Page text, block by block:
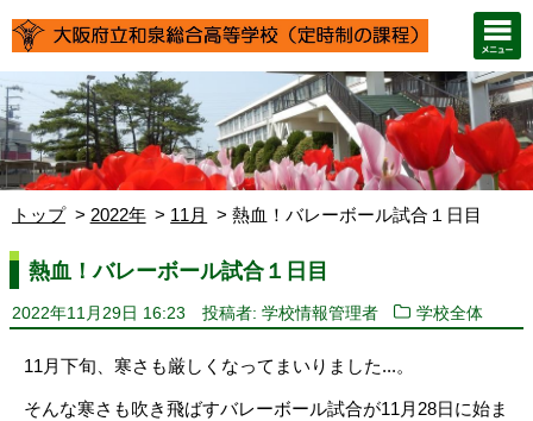
トップ 2022年 11月 熱血！バレーボール試合１日目
熱血！バレーボール試合１日目
2022年11月29日 16:23 投稿者: 学校情報管理者 学校全体
11月下旬、寒さも厳しくなってまいりました...。
そんな寒さも吹き飛ばすバレーボール試合が11月28日に始ま